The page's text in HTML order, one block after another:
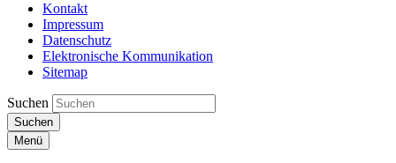
Kontakt
Impressum
Datenschutz
Elektronische Kommunikation
Sitemap
Suchen
Suchen
Menü